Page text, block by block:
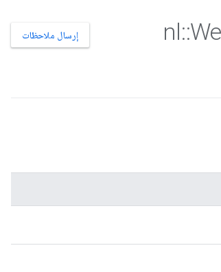
إرسال ملاحظات nl::